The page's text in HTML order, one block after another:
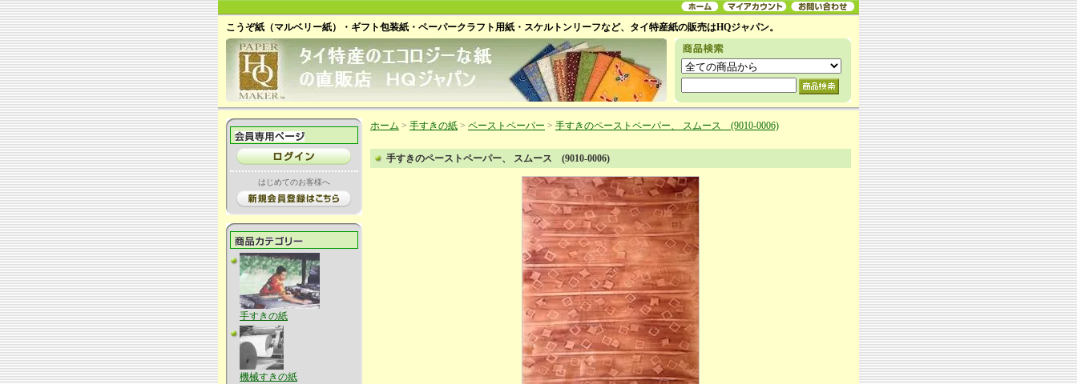
こうぞ紙（マルベリー紙）・ギフト包装紙・ペーパークラフト用紙・スケルトンリーフなど、タイ特産紙の販売はHQジャパン。
はじめてのお客様へ
手すきの紙
機械すきの紙
ホーム > 手すきの紙 > ペーストペーパー > 手すきのペーストペーパー、 スムース (9010-0006)
手すきのペーストペーパー、 スムース (9010-0006)